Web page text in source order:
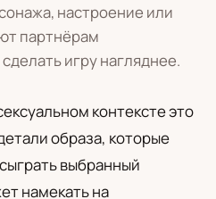
RU
Русский
настроение или
партнёрам
игру нагляднее.
контексте это
образа, которые
выбранный
намекать на